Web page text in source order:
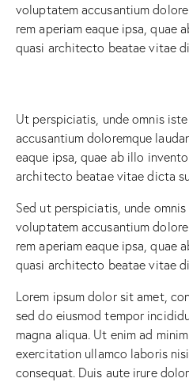
voluptatem accusantium
rem aperiam eaque ipsa, quae
quasi architecto beatae vitae
Ut perspiciatis, unde omnis
accusantium doloremque
eaque ipsa, quae ab illo
architecto beatae vitae dicta
Sed ut perspiciatis, unde
voluptatem accusantium
rem aperiam eaque ipsa, quae
quasi architecto beatae vitae
Lorem ipsum dolor sit amet,
sed do eiusmod tempor
magna aliqua. Ut enim ad
exercitation ullamco laboris
consequat. Duis aute irure